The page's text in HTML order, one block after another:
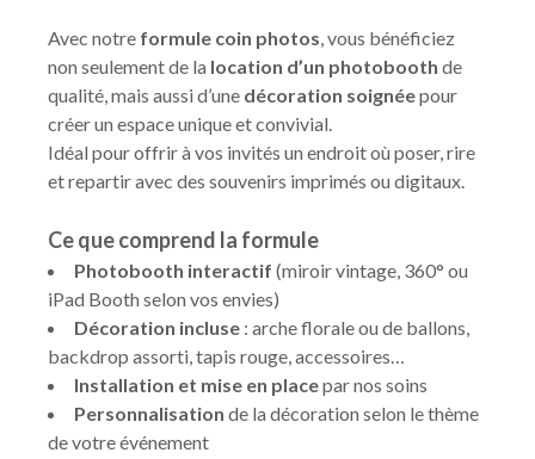
Avec notre formule coin photos, vous bénéficiez
non seulement de la location d’un photobooth de
qualité, mais aussi d’une décoration soignéepour
créer un espace unique et convivial.
Idéal pour offrir à vos invités un endroit où poser, rire
et repartir avec des souvenirs imprimés ou digitaux.
Ce que comprend la formule
Photobooth interactif (miroir vintage, 360° ou
iPad Booth selon vos envies)
Décoration incluse : arche florale ou de ballons,
backdrop assorti, tapis rouge, accessoires…
Installation et mise en placepar nos soins
Personnalisation de la décoration selon le thème
de votre événement